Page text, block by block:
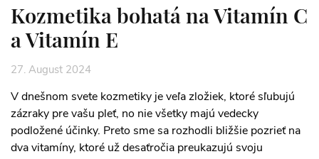
Kozmetika bohatá na Vitamín C
a Vitamín E
27. August 2024
V dnešnom svete kozmetiky je veľa zložiek, ktoré sľubujú
zázraky pre vašu pleť, no nie všetky majú vedecky
podložené účinky. Preto sme sa rozhodli bližšie pozrieť na
dva vitamíny, ktoré už desaťročia preukazujú svoju